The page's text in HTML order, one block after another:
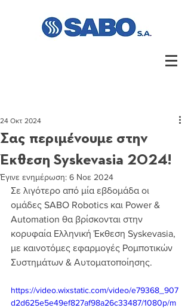
Σας περιμένουμε στην
Έκθεση Syskevasia 2024!
24 Οκτ 2024
Έγινε ενημέρωση: 6 Νοε 2024
Σε λιγότερο από μία εβδομάδα οι
ομάδες SABO Robotics και Power &
Automation θα βρίσκονται στην
κορυφαία Ελληνική Έκθεση Syskevasia,
με καινοτόμες εφαρμογές Ρομποτικών
Συστημάτων & Αυτοματοποίησης.
https://video.wixstatic.com/video/e79368_907
d2d625e5e49ef827af98a26c33487/1080p/m